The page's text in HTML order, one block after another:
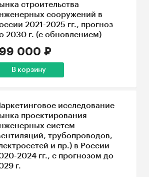
строительства
сооружений в
2021-2025 гг., прогноз
2030 г. (с обновлением)
000 ₽
В корзину
исследование
проектирования
систем
трубопроводов,
и пр.) в России
2024 гг., с прогнозом до
г.